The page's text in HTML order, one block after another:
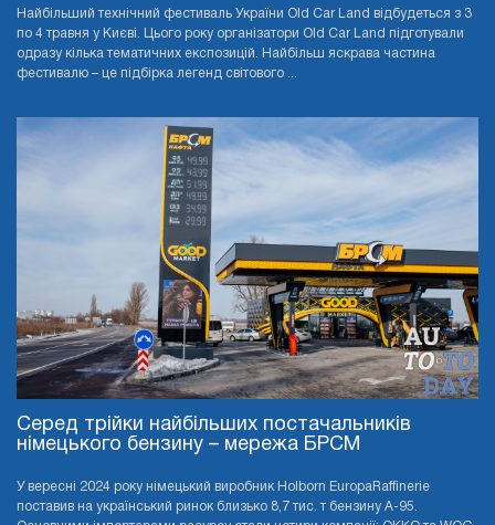
Найбільший технічний фестиваль України Old Car Land відбудеться з 3
по 4 травня у Києві. Цього року організатори Old Car Land підготували
одразу кілька тематичних експозицій. Найбільш яскрава частина
фестивалю – це підбірка легенд світового ...
Серед трійки найбільших постачальників
німецького бензину – мережа БРСМ
У вересні 2024 року німецький виробник Holborn EuropaRaffinerie
поставив на український ринок близько 8,7 тис. т бензину А-95.